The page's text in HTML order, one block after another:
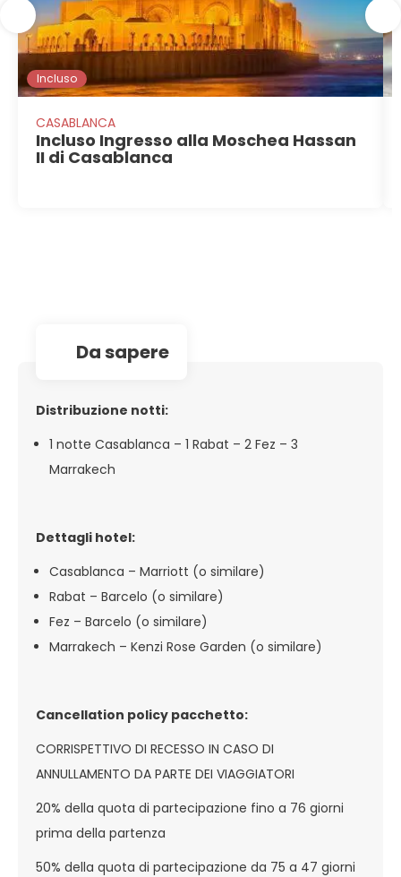
Incluso
CASABLANCA
Incluso Ingresso alla Moschea Hassan
II di Casablanca
da sapere
Distribuzione notti:
1 notte Casablanca – 1 Rabat – 2 Fez – 3
Marrakech
Dettagli hotel:
Casablanca – Marriott (o similare)
Rabat – Barcelo (o similare)
Fez – Barcelo (o similare)
Marrakech – Kenzi Rose Garden (o similare)
Cancellation policy pacchetto:
CORRISPETTIVO DI RECESSO IN CASO DI
ANNULLAMENTO DA PARTE DEI VIAGGIATORI
20% della quota di partecipazione fino a 76 giorni
prima della partenza
50% della quota di partecipazione da 75 a 47 giorni